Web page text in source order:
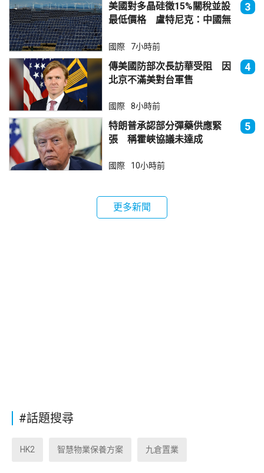
美國對多晶硅徵15%關稅並設
最低價格 盧特尼克：中國無
3
國際 7小時前
傳美國防部次長訪華受阻 因
北京不滿美對台軍售
4
國際 8小時前
特朗普承認部分彈藥供應緊
張 稱霍峽協議未達成
5
國際 10小時前
更多新聞
#話題搜尋
HK2 智慧物業保養方案 九倉置業